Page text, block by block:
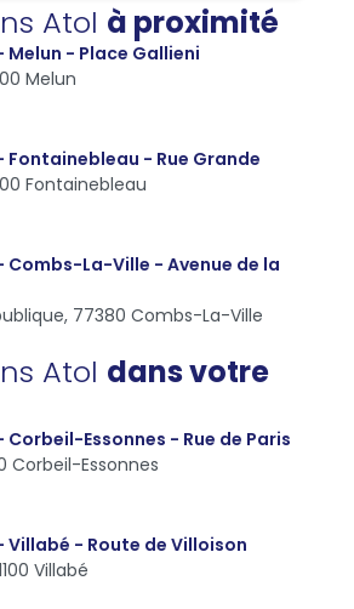
Atol à proximité
- Place Gallieni
Melun
- Rue Grande
Fontainebleau
La-Ville - Avenue de la
77380 Combs-La-Ville
Atol dans votre
Essonnes - Rue de Paris
Corbeil-Essonnes
- Route de Villoison
Villabé